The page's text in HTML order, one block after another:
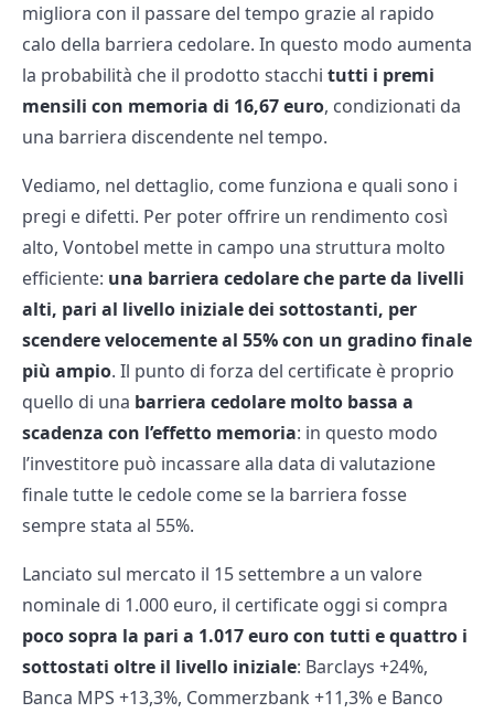
migliora con il passare del tempo grazie al rapido
calo della barriera cedolare. In questo modo aumenta
la probabilità che il prodotto stacchi tutti i premi
mensili con memoria di 16,67 euro, condizionati da
una barriera discendente nel tempo.
Vediamo, nel dettaglio, come funziona e quali sono i
pregi e difetti. Per poter offrire un rendimento così
alto, Vontobel mette in campo una struttura molto
efficiente: una barriera cedolare che parte da livelli
alti, pari al livello iniziale dei sottostanti, per
scendere velocemente al 55% con un gradino finale
più ampio. Il punto di forza del certificate è proprio
quello di una barriera cedolare molto bassa a
scadenza con l’effetto memoria: in questo modo
l’investitore può incassare alla data di valutazione
finale tutte le cedole come se la barriera fosse
sempre stata al 55%.
Lanciato sul mercato il 15 settembre a un valore
nominale di 1.000 euro, il certificate oggi si compra
poco sopra la pari a 1.017 euro con tutti e quattro i
sottostati oltre il livello iniziale: Barclays +24%,
Banca MPS +13,3%, Commerzbank +11,3% e Banco